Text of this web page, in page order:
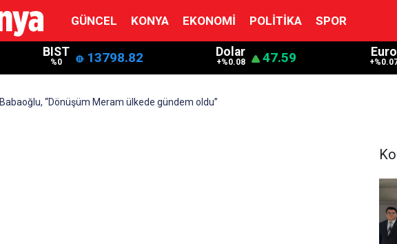
GÜNCEL KONYA EKONOMI POLITIKA SPOR
BIST
%0 13798.82 Dolar
+%0.08 47.59 Euro
Babaoğlu, “Dönüşüm Meram ülkede gündem oldu”